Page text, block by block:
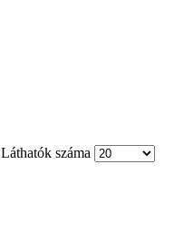
Láthatók száma